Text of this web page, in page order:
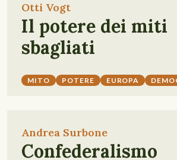
Otti Vogt
Il potere dei miti
sbagliati
MITO POTERE EUROPA
Andrea Surbone
Confederalismo